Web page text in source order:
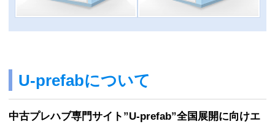
U-prefabについて
中古プレハブ専門サイト”U-prefab”全国展開に向けエ